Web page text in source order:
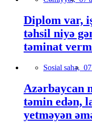
Diplom var,
təhsil niyə
təminat
Sosial sahə,
Azərbaycan
təmin edən,
yetməyən